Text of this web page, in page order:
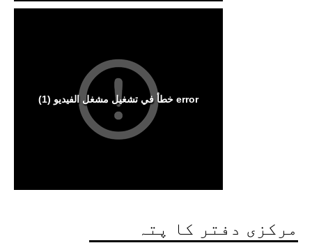
مرکزی دفتر کا پتہ